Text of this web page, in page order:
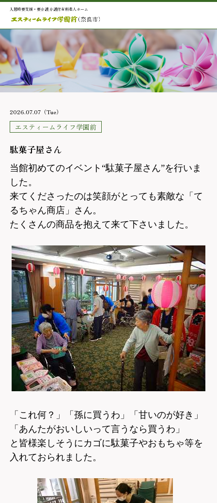
入居時要支援・要介護 介護付有料老人ホーム
2026.07.07（Tue）
エスティームライフ学園前
駄菓子屋さん
当館初めてのイベント“駄菓子屋さん”を行いま
した。
来てくださったのは笑顔がとっても素敵な「て
るちゃん商店」さん。
たくさんの商品を抱えて来て下さいました。
「これ何？」「孫に買うわ」「甘いのが好き」
「あんたがおいしいって言うなら買うわ」
と皆様楽しそうにカゴに駄菓子やおもちゃ等を
入れておられました。